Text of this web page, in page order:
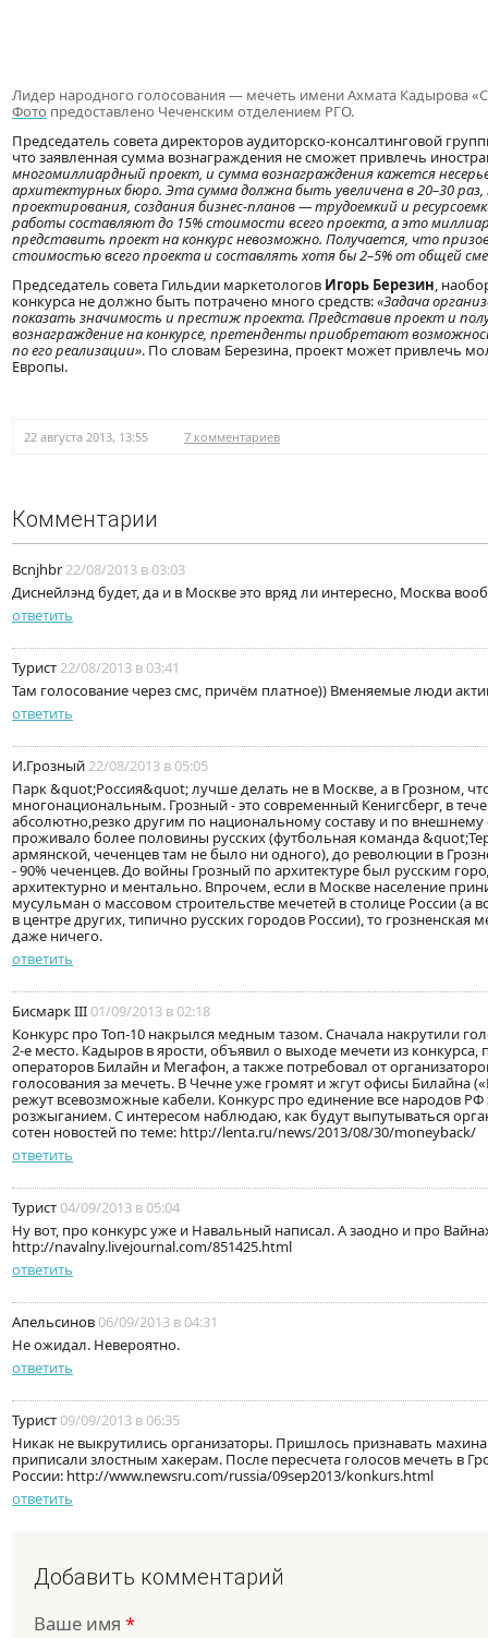
Лидер народного голосования — мечеть имени Ахмата Кадырова
Фото предоставлено Чеченским отделением РГО.
Председатель совета директоров аудиторско-консалтинговой
что заявленная сумма вознаграждения не сможет привлечь
многомиллиардный проект, и сумма вознаграждения кажется
архитектурных бюро. Эта сумма должна быть увеличена в 20–30
проектирования, создания бизнес-планов — трудоемкий и
работы составляют до 15% стоимости всего проекта, а это
представить проект на конкурс невозможно. Получается, что
стоимостью всего проекта и составлять хотя бы 2–5% от общей
Председатель совета Гильдии маркетологов Игорь Березин,
конкурса не должно быть потрачено много средств:«Задача
показать значимость и престиж проекта. Представив проект и
вознаграждение на конкурсе, претенденты приобретают
по его реализации». По словам Березина, проект может привлечь
Европы.
22 августа 2013, 13:55 7 комментариев
Комментарии
Bcnjhbr22/08/2013 в 03:03
Диснейлэнд будет, да и в Москве это вряд ли интересно, Москва
ответить
Турист22/08/2013 в 03:41
Там голосование через смс, причём платное)) Вменяемые люди
ответить
И.Грозный22/08/2013 в 05:05
Парк &quot;Россия&quot; лучше делать не в Москве, а в Грозном,
многонациональным. Грозный - это современный Кенигсберг, в
абсолютно,резко другим по национальному составу и по
проживало более половины русских (футбольная команда
армянской, чеченцев там не было ни одного), до революции в
- 90% чеченцев. До войны Грозный по архитектуре был русским
архитектурно и ментально. Впрочем, если в Москве население
мусульман о массовом строительстве мечетей в столице России (а
в центре других, типично русских городов России), то грозненская
даже ничего.
ответить
Бисмарк ІІІ 01/09/2013 в 02:18
Конкурс про Топ-10 накрылся медным тазом. Сначала накрутили
2-е место. Кадыров в ярости, объявил о выходе мечети из
операторов Билайн и Мегафон, а также потребовал от
голосования за мечеть. В Чечне уже громят и жгут офисы Билайна
режут всевозможные кабели. Конкурс про единение все народов
розжыганием. С интересом наблюдаю, как будут выпутываться
сотен новостей по теме: http://lenta.ru/news/2013/08/30/moneyback/
ответить
Турист 04/09/2013 в 05:04
Ну вот, про конкурс уже и Навальный написал. А заодно и про
http://navalny.livejournal.com/851425.html
ответить
Апельсинов 06/09/2013 в 04:31
Не ожидал. Невероятно.
ответить
Турист 09/09/2013 в 06:35
Никак не выкрутились организаторы. Пришлось признавать
приписали злостным хакерам. После пересчета голосов мечеть в
России: http://www.newsru.com/russia/09sep2013/konkurs.html
ответить
Добавить комментарий
Ваше имя *